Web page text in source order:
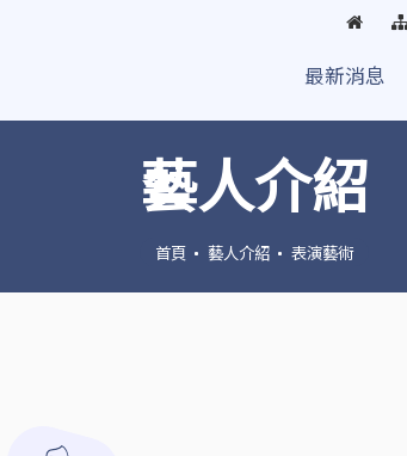
回
頁
最新消息
藝人介紹
首頁 藝人介紹 表演藝術